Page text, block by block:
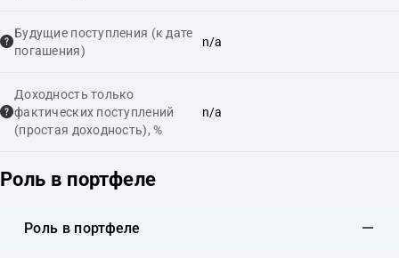
Будущие поступления (к дате
погашения)
n/a
Доходность только
фактических поступлений
(простая доходность), %
n/a
Роль в портфеле
Роль в портфеле